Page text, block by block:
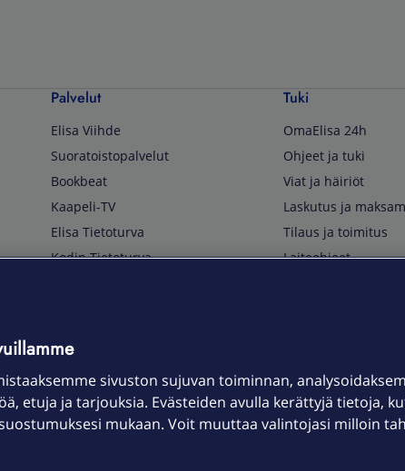
Palvelut
Elisa Viihde
Suoratoistopalvelut
Bookbeat
Kaapeli-TV
Elisa Tietoturva
Kodin Tietoturva
Elisa Kotiverkko
Elisa Pilvilinna
Elisa Laiteturva
Elisa Rinnakkaisliittymät
Tuki
OmaElisa 24h
Ohjeet ja tuki
Viat ja häiriöt
Laskutus ja
Tilaus ja toimitus
Laiteohjeet
Kuuluvuuskartta
Asiakastiedotteet
OmaElisa-sovellus
sivuston sujuvan toiminnan,
etuja ja tarjouksia. Evästeiden avulla kerättyjä tietoja,
mukaan. Voit muuttaa valintojasi milloin